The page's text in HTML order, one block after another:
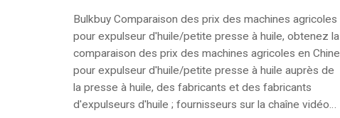
Bulkbuy Comparaison des prix des machines agricoles
pour expulseur d'huile/petite presse à huile, obtenez la
comparaison des prix des machines agricoles en Chine
pour expulseur d'huile/petite presse à huile auprès de
la presse à huile, des fabricants et des fabricants
d'expulseurs d'huile ; fournisseurs sur la chaîne vidéo